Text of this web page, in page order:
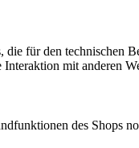
die für den technischen
mit anderen
des Shops